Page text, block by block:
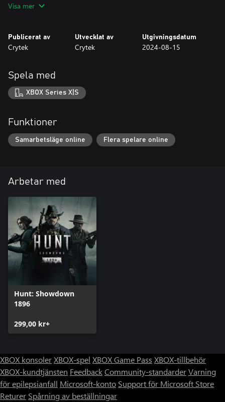
och såg på när den senare förblödde över kadavret. Gyttjan sög
monster passar American Hunter’s Association som handen i
handsken.
Visa mer
Publicerat av
Crytek
Utvecklat av
Crytek
Utgivningsdatum
2024-08-15
Spela med
XBOX Series X|S
Funktioner
Samarbetsläge online Flera spelare online
Arbetar med
Hunt: Showdown
1896
299,00 kr+
XBOX konsolerXBOX-spel XBOX Game Pass XBOX-tillbehör
XBOX-kundtjänsten FeedbackCommunity-standarderVarning
för epilepsianfall Microsoft-konto Support för Microsoft Store
Returer Spårning av beställningar